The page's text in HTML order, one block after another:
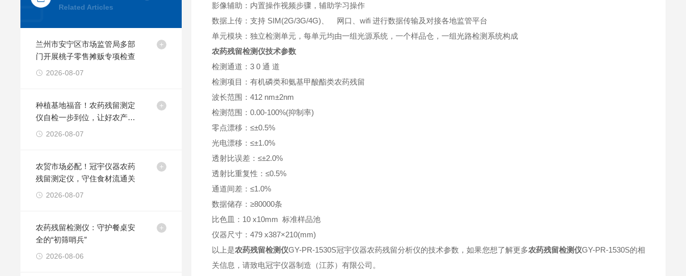
Related Articles
兰州市安宁区市场监管局多部
门开展桃子零售摊贩专项检查
2026-08-07
种植基地福音！农药残留测定
仪自检一步到位，让好农产品
卖得更放心
2026-08-07
农贸市场必配！冠宇仪器农药
残留测定仪，守住食材流通关
2026-08-07
农药残留检测仪：守护餐桌安
全的“初筛哨兵”
2026-08-06
影像辅助：内置操作视频步骤，辅助学习操作
数据上传：支持 SIM(2G/3G/4G)、 网口、wifi 进行数据传输及对接各地监管平台
单元模块：独立检测单元，每单元均由一组光源系统，一个样品仓，一组光路检测系统构成
农药残留检测仪技术参数
检测通道：3 0 通 道
检测项目：有机磷类和氨基甲酸酯类农药残留
波长范围：412 nm±2nm
检测范围：0.00-100%(抑制率)
零点漂移：≤±0.5%
光电漂移：≤±1.0%
透射比误差：≤±2.0%
透射比重复性：≤0.5%
通道间差：≤1.0%
数据储存：≥80000条
比色皿：10 x10mm 标准样品池
仪器尺寸：479 x387×210(mm)
以上是农药残留检测仪GY-PR-1530S冠宇仪器农药残留分析仪的技术参数，如果您想了解更多农药残留检测仪GY-PR-1530S的相
关信息，请致电冠宇仪器制造（江苏）有限公司。